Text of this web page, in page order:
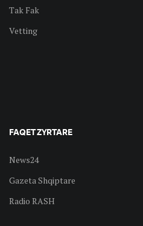
Tak Fak
Vetting
FAQET ZYRTARE
News24
Gazeta Shqiptare
Radio RASH